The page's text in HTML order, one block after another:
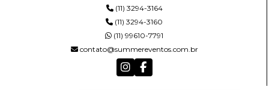
(11) 3294-3164
(11) 3294-3160
(11) 99610-7791
contato@summereventos.com.br